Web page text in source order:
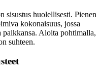
sisustus huolellisesti. Pienen
kokonaisuus, jossa
paikkansa. Aloita pohtimalla,
suhteen.